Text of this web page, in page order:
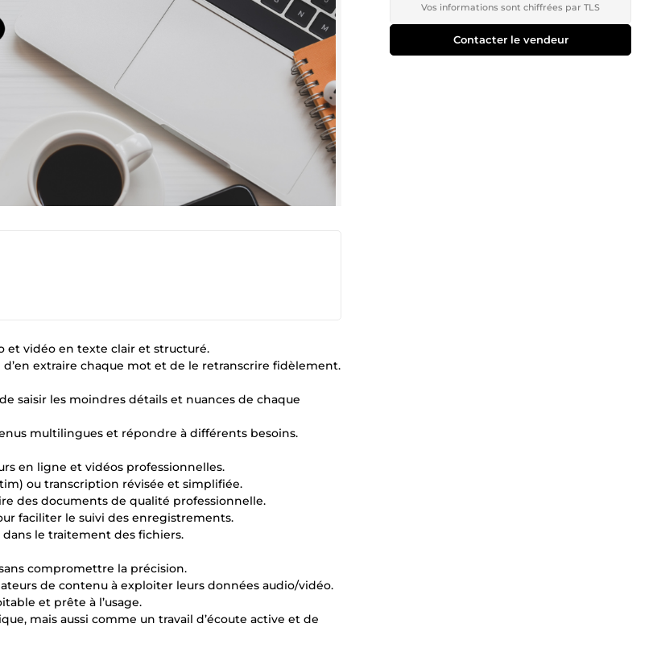
et vidéo en texte clair et structuré.
extraire chaque mot et de le retranscrire fidèlement.
saisir les moindres détails et nuances de chaque
multilingues et répondre à différents besoins.
en ligne et vidéos professionnelles.
ou transcription révisée et simplifiée.
des documents de qualité professionnelle.
faciliter le suivi des enregistrements.
le traitement des fichiers.
compromettre la précision.
de contenu à exploiter leurs données audio/vidéo.
et prête à l’usage.
mais aussi comme un travail d’écoute active et de
Vos informations sont chiffrées par TLS
Contacter le vendeur